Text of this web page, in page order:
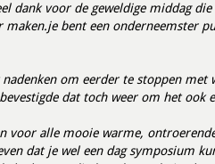
dank voor de geweldige middag
bent een onderneemster
om eerder te stoppen
dat toch weer om het ook
voor alle mooie warme,
dat je wel een dag symposium